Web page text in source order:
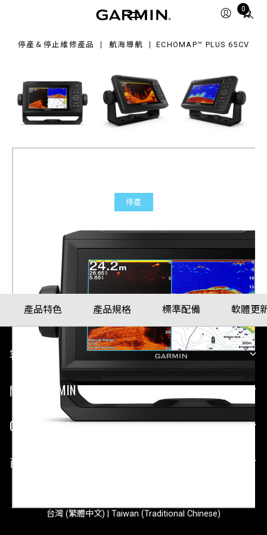
0
Total
cart:
停產＆停止維修產品 航海導航 ECHOMAP™ PLUS 65CV
停產
ECHOMAP™ Plus 65cv
產品料號010-01891-30
產品特色 產品規格 標準配備 軟體更
客戶服務
關於 GARMIN
GARMIN 平台
商業合作
台灣 (繁體中文) | Taiwan (Traditional Chinese)